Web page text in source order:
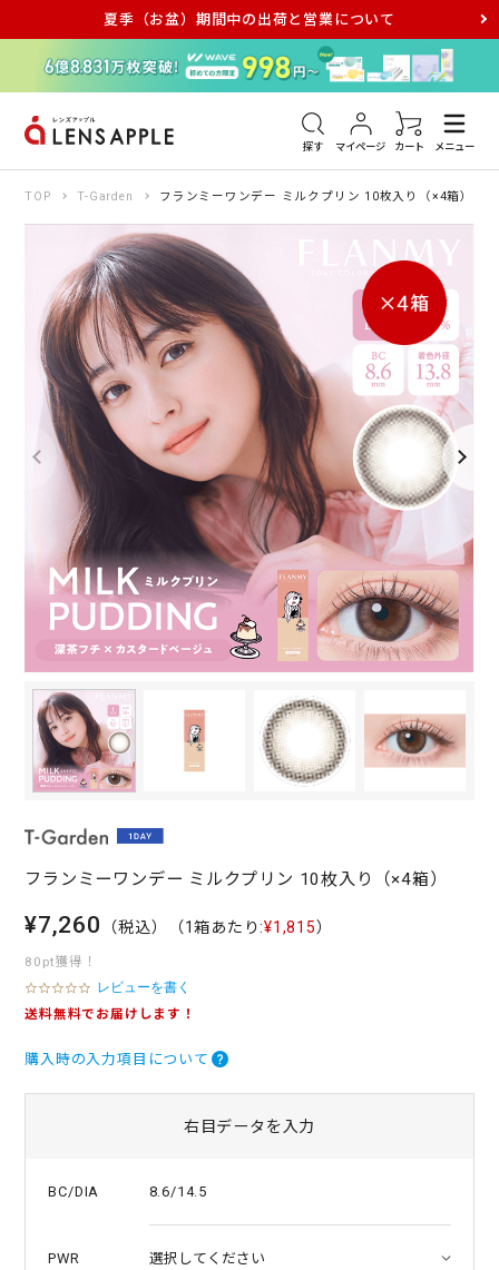
夏季（お盆）期間中の出荷と営業について
探す マイページ カート メニュー
アキュビュー メダリスト メガネ
TOP T-Garden フランミーワンデー ミルクプリン 10枚入り（×4箱）
フランミーワンデー ミルクプリン 10枚入り（×4箱）
¥7,260 （税込） （1箱あたり:¥1,815）
80pt獲得！
0
.
t
n
レビューを書く
送料無料でお届けします！
購入時の入力項目について
右目データを入力
BC/DIA 8.6/14.5
PWR